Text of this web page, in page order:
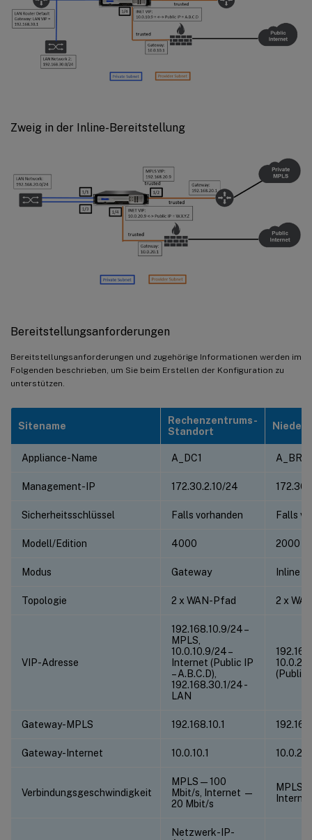
Zweig in der Inline-Bereitstellung
Bereitstellungsanforderungen
Bereitstellungsanforderungen und zugehörige Informationen werden im
Folgenden beschrieben, um Sie beim Erstellen der Konfiguration zu
unterstützen.
Sitename
Rechenzentrums-
Standort
Appliance-Name A_DC1 A_BR1
Management-IP 172.30.2.10/24
Sicherheitsschlüssel Falls vorhanden Falls
Modell/Edition 4000 2000
Modus Gateway Inline
Topologie 2 x WAN-Pfad 2 x
VIP-Adresse
192.168.10.9/24 –
MPLS,
10.0.10.9/24 –
Internet (Public IP
– A.B.C.D),
192.168.30.1/24 -
LAN
(Public
Gateway-MPLS 192.168.10.1
Gateway-Internet 10.0.10.1
Verbindungsgeschwindigkeit
MPLS — 100
Mbit/s, Internet —
20 Mbit/s
MPLS
Netzwerk-IP-